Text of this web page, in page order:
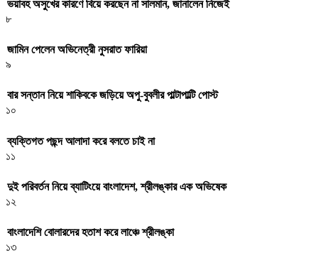
ভয়াবহ অসুখের কারণে বিয়ে করছেন না সালমান, জানালেন নিজেই
৮
জামিন পেলেন অভিনেত্রী নুসরাত ফারিয়া
৯
বার সন্তান নিয়ে শাকিবকে জড়িয়ে অপু-বুবলীর পাল্টাপাল্টি পোস্ট
১০
ব্যক্তিগত পছন্দ আলাদা করে বলতে চাই না
১১
দুই পরিবর্তন নিয়ে ব্যাটিংয়ে বাংলাদেশ, শ্রীলঙ্কার এক অভিষেক
১২
বাংলাদেশি বোলারদের হতাশ করে লাঞ্চে শ্রীলঙ্কা
১৩